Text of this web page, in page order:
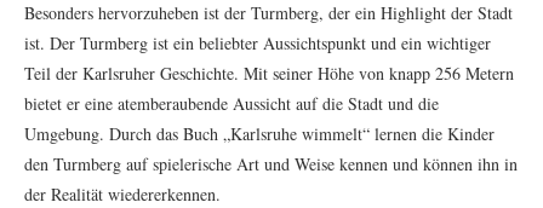
Besonders hervorzuheben ist der Turmberg, der ein Highlight der Stadt
ist. Der Turmberg ist ein beliebter Aussichtspunkt und ein wichtiger
Teil der Karlsruher Geschichte. Mit seiner Höhe von knapp 256 Metern
bietet er eine atemberaubende Aussicht auf die Stadt und die
Umgebung. Durch das Buch „Karlsruhe wimmelt“ lernen die Kinder
den Turmberg auf spielerische Art und Weise kennen und können ihn in
der Realität wiedererkennen.